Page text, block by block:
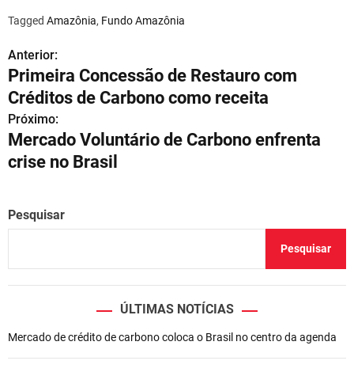
Tagged Amazônia, Fundo Amazônia
N
a
v
e
a
ã
d
e
Anterior:
Primeira Concessão de Restauro com
Créditos de Carbono como receita
Próximo:
Mercado Voluntário de Carbono enfrenta
crise no Brasil
Pesquisar
Pesquisar
ÚLTIMAS NOTÍCIAS
Mercado de crédito de carbono coloca o Brasil no centro da agenda